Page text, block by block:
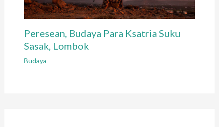
Peresean, Budaya Para Ksatria Suku
Sasak, Lombok
Budaya